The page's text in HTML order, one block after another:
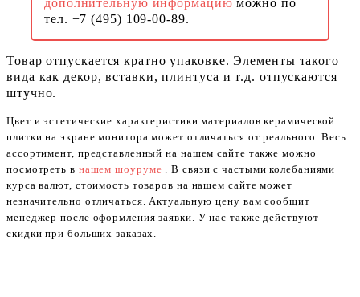
дополнительную информациюможно по
тел. +7 (495) 109-00-89.
Товар отпускается кратно упаковке. Элементы такого
вида как декор, вставки, плинтуса и т.д. отпускаются
штучно.
Цвет и эстетические характеристики материалов керамической
плитки на экране монитора может отличаться от реального. Весь
ассортимент, представленный на нашем сайте также можно
посмотреть в нашем шоуруме . В связи с частыми колебаниями
курса валют, стоимость товаров на нашем сайте может
незначительно отличаться. Актуальную цену вам сообщит
менеджер после оформления заявки. У нас также действуют
скидки при больших заказах.